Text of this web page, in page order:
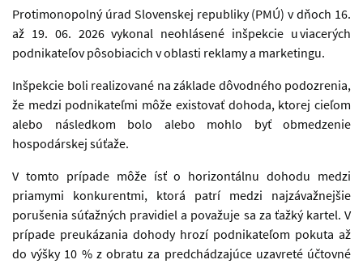
Protimonopolný úrad Slovenskej republiky (PMÚ) v dňoch 16.
až 19. 06. 2026 vykonal neohlásené inšpekcie u viacerých
podnikateľov pôsobiacich v oblasti reklamy a marketingu.
Inšpekcie boli realizované na základe dôvodného podozrenia,
že medzi podnikateľmi môže existovať dohoda, ktorej cieľom
alebo následkom bolo alebo mohlo byť obmedzenie
hospodárskej súťaže.
V tomto prípade môže ísť o horizontálnu dohodu medzi
priamymi konkurentmi, ktorá patrí medzi najzávažnejšie
porušenia súťažných pravidiel a považuje sa za ťažký kartel. V
prípade preukázania dohody hrozí podnikateľom pokuta až
do výšky 10 % z obratu za predchádzajúce uzavreté účtovné